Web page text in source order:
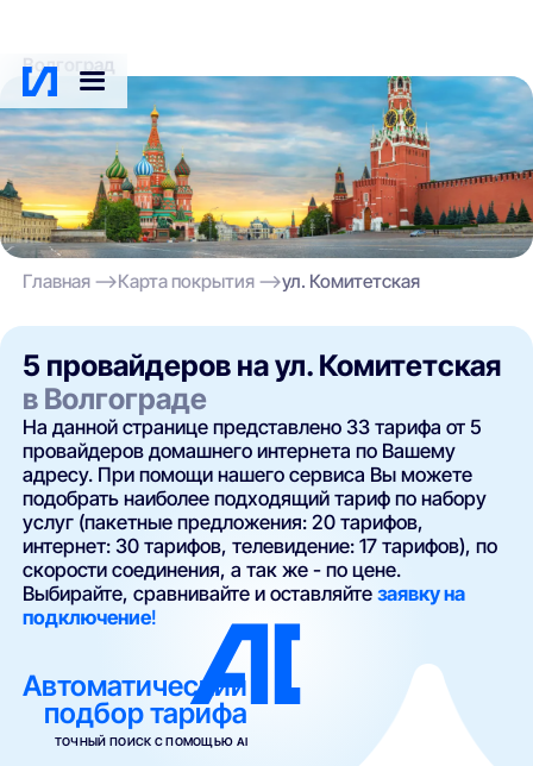
Волгоград
Главная Карта покрытия ул. Комитетская
5 провайдеров на ул. Комитетская
в Волгограде
На данной странице представлено 33 тарифа от 5
провайдеров домашнего интернета по Вашему
адресу. При помощи нашего сервиса Вы можете
подобрать наиболее подходящий тариф по набору
услуг (пакетные предложения: 20 тарифов,
интернет: 30 тарифов, телевидение: 17 тарифов), по
скорости соединения, а так же - по цене.
Выбирайте, сравнивайте и оставляйтезаявку на
подключение!
Автоматический
подбор тарифа
ТОЧНЫЙ ПОИСК С ПОМОЩЬЮ AI